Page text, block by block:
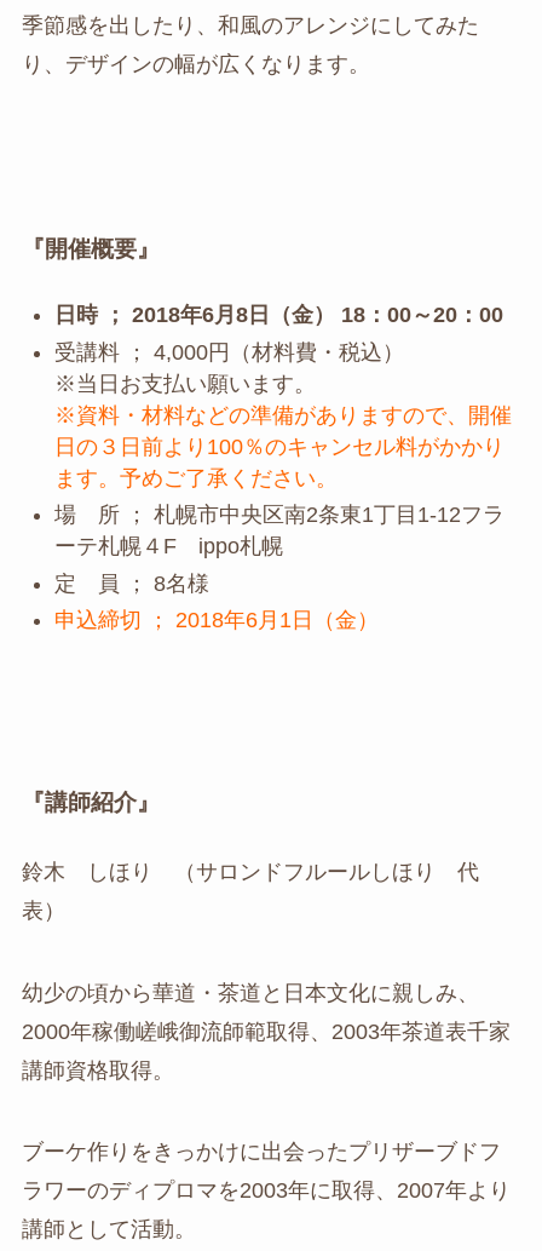
季節感を出したり、和風のアレンジにしてみた
り、デザインの幅が広くなります。
『開催概要』
日時 ； 2018年6月8日（金） 18：00～20：00
受講料 ； 4,000円（材料費・税込）
※当日お支払い願います。
※資料・材料などの準備がありますので、開催
日の３日前より100％のキャンセル料がかかり
ます。予めご了承ください。
場 所 ； 札幌市中央区南2条東1丁目1-12フラ
ーテ札幌４F ippo札幌
定 員 ； 8名様
申込締切 ； 2018年6月1日（金）
『講師紹介』
鈴木 しほり （サロンドフルールしほり 代
表）
幼少の頃から華道・茶道と日本文化に親しみ、
2000年稼働嵯峨御流師範取得、2003年茶道表千家
講師資格取得。
ブーケ作りをきっかけに出会ったプリザーブドフ
ラワーのディプロマを2003年に取得、2007年より
講師として活動。